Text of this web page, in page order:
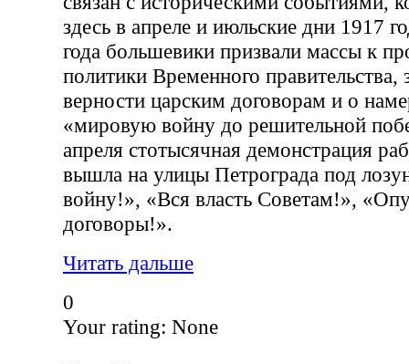
здесь в апреле и июльские дни 1917
года большевики призвали массы к
политики Временного правительства,
верности царским договорам и о
«мировую войну до решительной
апреля стотысячная демонстрация
вышла на улицы Петрограда под
войну!», «Вся власть Советам!»,
договоры!».
Читать дальше
0
Your rating: None